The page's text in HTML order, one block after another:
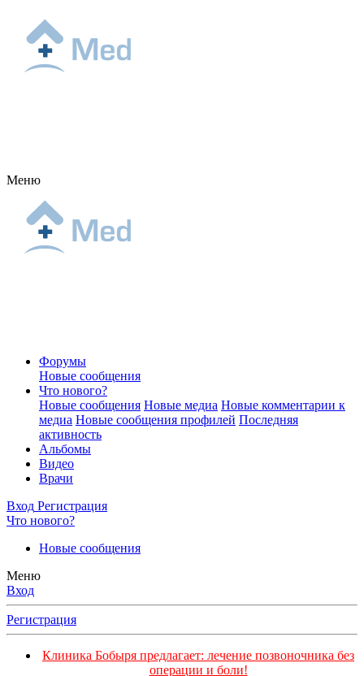
Меню
Форумы
Новые сообщения
Что нового?
Новые сообщения Новые медиа Новые комментарии к
медиа Новые сообщения профилей Последняя
активность
Альбомы
Видео
Врачи
Вход Регистрация
Что нового?
Новые сообщения
Меню
Вход
Регистрация
Клиника Бобыря предлагает: лечение позвоночника без
операции и боли!